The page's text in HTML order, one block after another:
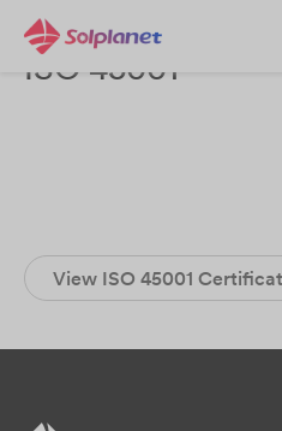
ISO 45001
View ISO 45001